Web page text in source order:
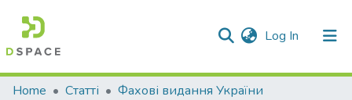
Log In (current)
Communities & Collections
Home Статті
Фахові видання України